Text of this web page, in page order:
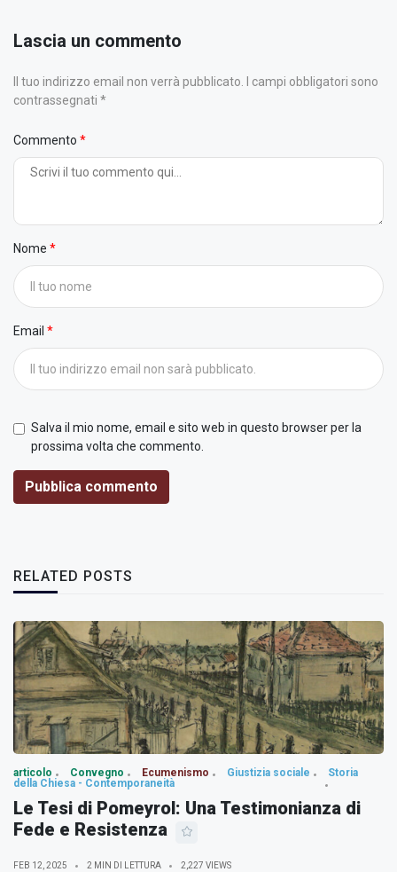
Lascia un commento
Il tuo indirizzo email non verrà pubblicato. I campi obbligatori sono
contrassegnati *
Commento
Nome
Email
Salva il mio nome, email e sito web in questo browser per la
prossima volta che commento.
Pubblica commento
RELATED POSTS
articolo Convegno Ecumenismo Giustizia sociale
Storia
della Chiesa - Contemporaneità
Le Tesi di Pomeyrol: Una Testimonianza di
Fede e Resistenza
FEB 12, 2025 2 MIN DI LETTURA 2,227 VIEWS